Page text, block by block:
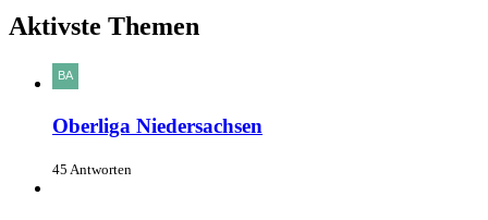
Aktivste Themen
Oberliga Niedersachsen
45 Antworten